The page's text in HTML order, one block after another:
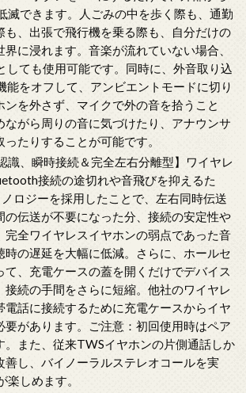
滅できます。人ごみの中を歩く際も、通勤
も、出張で飛行機を乗る際も、自分だけの
に浸れます。音楽が流れていない場合、
しても使用可能です。同時に、外音取り込
能をオフして、アンビエントモードに切り
ンを外さず、マイクで外の音を拾うこと
ながら周りの音に気づけたり、アナウンサ
たりすることが可能です。
識、瞬時接続＆完全左右分離型】ワイヤレ
接続の途切れや音飛びを抑えるた
ロジーを採用したことで、左右同時伝送
の伝送が不要になった分、接続の安定性や
完全ワイヤレスイヤホンの弱点であった音
時の遅延を大幅に低減。さらに、ホールセ
て、充電ケースの蓋を開くだけでデバイス
接続の手間をさらに短縮。他社のワイヤレ
電話に接続するために充電ケースからイヤ
要があります。ご注意：初回使用時はペア
。また、従来TWSイヤホンの片側通話しか
善し、バイノーラルステレオコールを実
楽しめます。